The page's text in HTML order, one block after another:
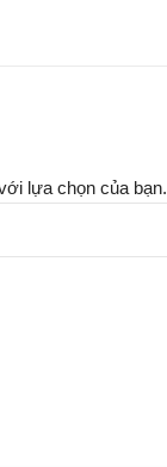
lựa chọn của bạn.